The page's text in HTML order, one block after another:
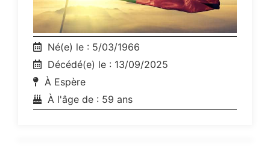
Né(e) le : 5/03/1966
Décédé(e) le : 13/09/2025
À Espère
À l'âge de : 59 ans